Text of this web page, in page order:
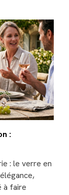
:
: le verre en
à faire